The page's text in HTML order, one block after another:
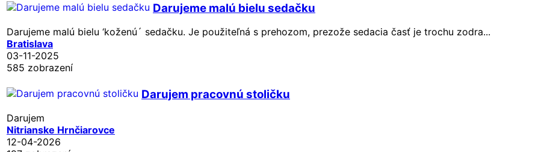
Darujeme malú bielu sedačku
Darujeme malú bielu ‘koženú´ sedačku. Je použiteľná s prehozom, prezože sedacia časť je trochu zodra...
Bratislava
03-11-2025
585 zobrazení
Darujem pracovnú stoličku
Darujem
Nitrianske Hrnčiarovce
12-04-2026